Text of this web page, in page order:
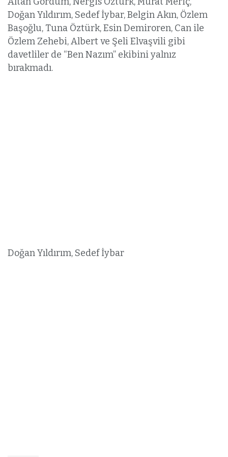
Doğan Yıldırım, Sedef İybar, Belgin Akın, Özlem
Başoğlu, Tuna Öztürk, Esin Demiroren, Can ile
Özlem Zehebi, Albert ve Şeli Elvaşvili gibi
davetliler de “Ben Nazım” ekibini yalnız
bırakmadı.
Doğan Yıldırım, Sedef İybar